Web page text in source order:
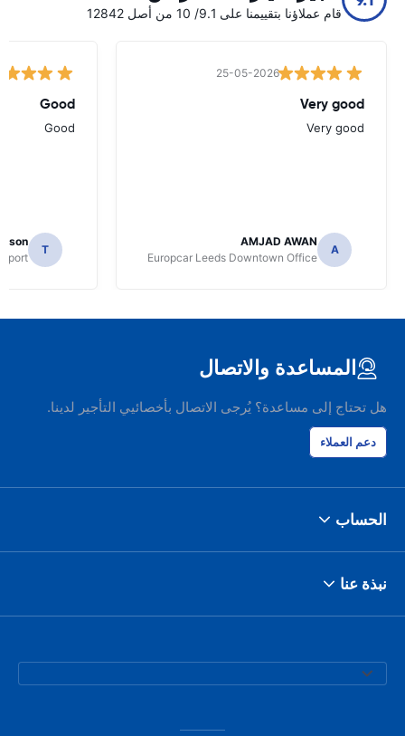
قام عملاؤنا بتقييمنا على 9.1/ 10 من أصل 12842
25-05-2026
Very good
Very good
A
AMJAD AWAN
Europcar Leeds Downtown Office
Good
Good
T
المساعدة والاتصال
هل تحتاج إلى مساعدة؟ يُرجى الاتصال بأخصائيي التأجير لدينا.
دعم العملاء
الحساب
نبذة عنا